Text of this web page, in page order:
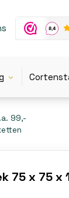
99,-
75 x 75 x